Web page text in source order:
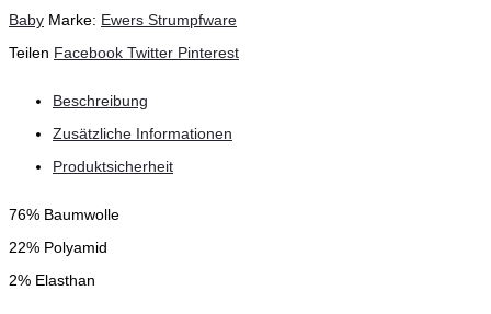
Baby Marke: Ewers Strumpfware
Teilen Facebook Twitter Pinterest
Beschreibung
Zusätzliche Informationen
Produktsicherheit
76% Baumwolle
22% Polyamid
2% Elasthan